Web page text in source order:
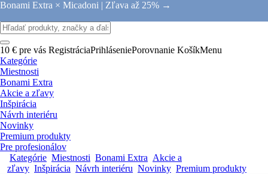
Bonami Extra × Micadoni | Zľava až 25% →
10 € pre vás RegistráciaPrihláseniePorovnanie KošíkMenu
Kategórie
Miestnosti
Bonami Extra
Akcie a zľavy
Inšpirácia
Návrh interiéru
Novinky
Premium produkty
Pre profesionálov
Kategórie Miestnosti Bonami Extra Akcie a
zľavy Inšpirácia Návrh interiéru Novinky Premium produkty